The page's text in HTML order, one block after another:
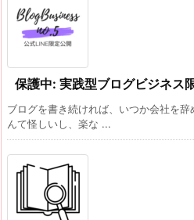
保護中: 実践型ブログビジネス
ブログを書き続ければ、いつか会社を
んて怪しいし、楽な ...